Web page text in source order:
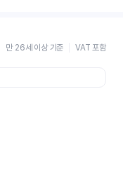
만 26세 이상 기준 VAT 포함